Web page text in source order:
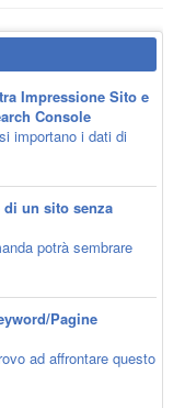
Impressione Sito e
Console
importano i dati di
di un sito senza
potrà sembrare
Pagine
ad affrontare questo